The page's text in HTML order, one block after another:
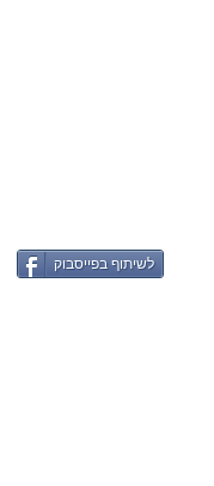
לשיתוף בפייסבוק